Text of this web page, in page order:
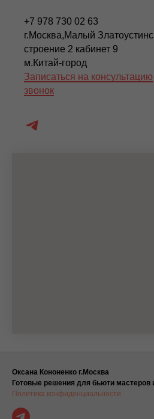
+7 978 730 02 63
г.Москва,Малый
строение 2 кабинет 9
м.Китай-город
Записаться на консультацию
звонок
Оксана Кононенко г.Москва
Готовые решения для бьюти мастеров
Политика конфиденциальности